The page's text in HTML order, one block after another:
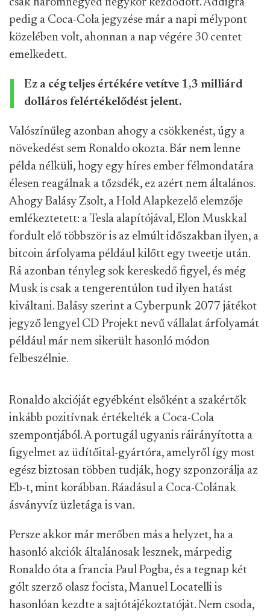
csak háromnegyed négykor kezdődött. Addigra
pedig a Coca-Cola jegyzése már a napi mélypont
közelében volt, ahonnan a nap végére 30 centet
emelkedett.
Ez a cég teljes értékére vetítve 1,3 milliárd
dolláros felértékelődést jelent.
Valószínűleg azonban ahogy a csökkenést, úgy a
növekedést sem Ronaldo okozta. Bár nem lenne
példa nélküli, hogy egy híres ember félmondatára
élesen reagálnak a tőzsdék, ez azért nem általános.
Ahogy Balásy Zsolt, a Hold Alapkezelő elemzője
emlékeztetett: a Tesla alapítójával, Elon Muskkal
fordult elő többször is az elmúlt időszakban ilyen, a
bitcoin árfolyama például kilőtt egy tweetje után.
Rá azonban tényleg sok kereskedő figyel, és még
Musk is csak a tengerentúlon tud ilyen hatást
kiváltani. Balásy szerint a Cyberpunk 2077 játékot
jegyző lengyel CD Projekt nevű vállalat árfolyamát
például már nem sikerült hasonló módon
felbeszélnie.
Ronaldo akcióját egyébként elsőként a szakértők
inkább pozitívnak értékelték a Coca-Cola
szempontjából. A portugál ugyanis ráirányította a
figyelmet az üdítőital-gyártóra, amelyről így most
egész biztosan többen tudják, hogy szponzorálja az
Eb-t, mint korábban. Ráadásul a Coca-Colának
ásványvíz üzletága is van.
Persze akkor már merőben más a helyzet, ha a
hasonló akciók általánosak lesznek, márpedig
Ronaldo óta a francia Paul Pogba, és a tegnap két
gólt szerző olasz focista, Manuel Locatelli is
hasonlóan kezdte a sajtótájékoztatóját. Nem csoda,